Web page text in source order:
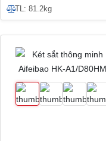
TL: 81.2kg